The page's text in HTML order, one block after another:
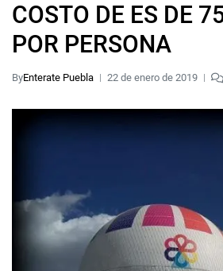
COSTO DE ES DE
POR PERSONA
ByEnterate Puebla 22 de enero de 2019